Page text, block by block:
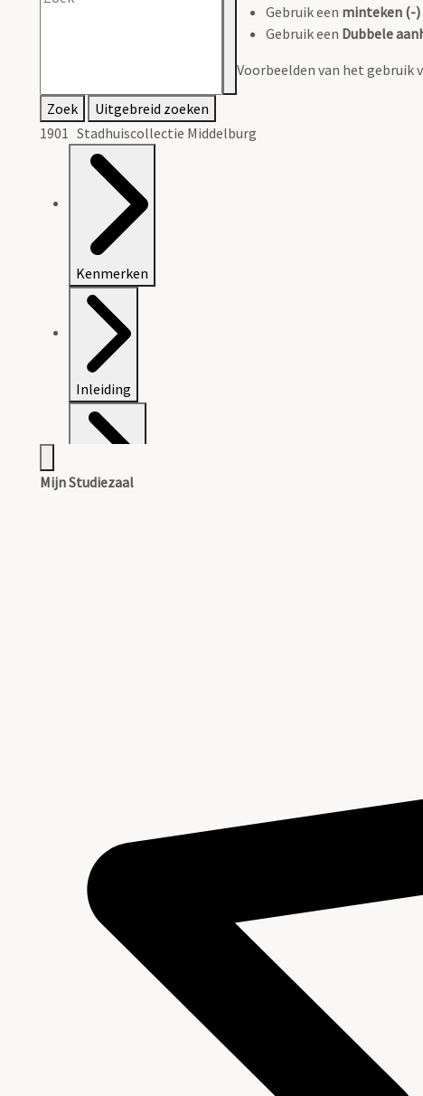
Gebruik een minteken (-)
Gebruik een Dubbele
Voorbeelden van het gebruik
Zoek
Uitgebreid zoeken
1901 Stadhuiscollectie Middelburg
Kenmerken
Inleiding
Mijn Studiezaal